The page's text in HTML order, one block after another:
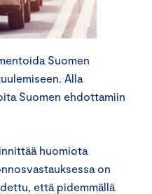
Suomen
Alla
Suomen ehdottamiin
huomiota
on
että pidemmällä